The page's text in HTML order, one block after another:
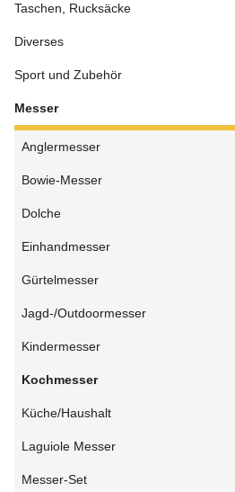
Taschen, Rucksäcke
Diverses
Sport und Zubehör
Messer
Anglermesser
Bowie-Messer
Dolche
Einhandmesser
Gürtelmesser
Jagd-/Outdoormesser
Kindermesser
Kochmesser
Küche/Haushalt
Laguiole Messer
Messer-Set